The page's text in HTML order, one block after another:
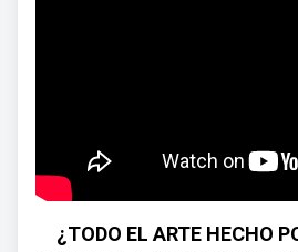
¿TODO EL ARTE HECHO